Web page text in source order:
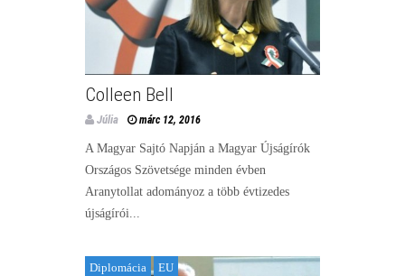
Colleen Bell
Júlia márc 12, 2016
A Magyar Sajtó Napján a Magyar Újságírók
Országos Szövetsége minden évben
Aranytollat adományoz a több évtizedes
újságírói...
Diplomácia EU